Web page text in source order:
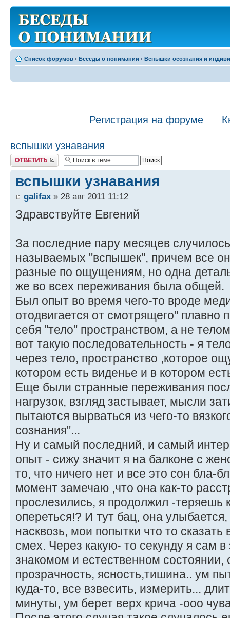
Список форумов ‹ Беседы о понимании ‹ Вспышки осознания и
Регистрация на форуме
вспышки узнавания
Ответить
вспышки узнавания
galifax » 28 авг 2011 11:12
Здравствуйте Евгений
За последние пару месяцев
называемых "вспышек", причем все
разные по ощущениям, но одна
же во всех переживания была общей.
Был опыт во время чего-то вроде
отодвигается от смотрящего"
себя "тело" пространством, а не
вот такую последовательность - я
через тело, пространство ,которое
котором есть виденье и в котором
Еще были странные переживания
нагрузок, взгляд застывает, мысли
пытаются вырваться из чего-то
сознания"...
Ну и самый последний, и самый
опыт - сижу значит я на балконе с
то, что ничего нет и все это сон бла-
момент замечаю ,что она как-то
прослезились, я продолжил -теряешь
опереться!? И тут бац, она
насквозь, мои попытки что то
смех. Через какую- то секунду я сам
знакомом и естественном состоянии,
прозрачность, ясность,тишина.. ум
куда-то, все взвесить, измерить...
минуты, ум берет верх крича -ооо